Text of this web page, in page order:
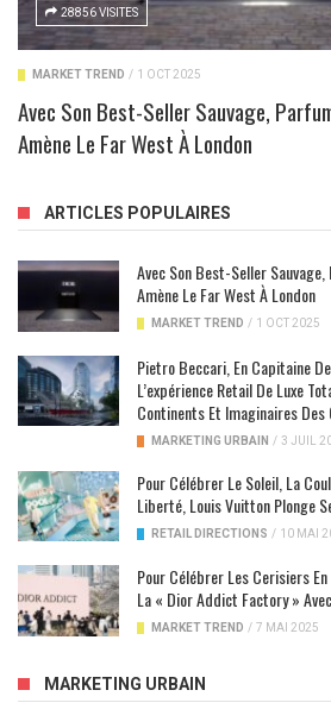
28856 VISITES
MARKET TREND / 1 OCT 2025
Avec Son Best-Seller Sauvage,
Amène Le Far West À London
ARTICLES POPULAIRES
Avec Son Best-Seller
Amène Le Far West À London
MARKET TREND / 1 OCT 2025
Pietro Beccari, En Capitaine
L’expérience Retail De Luxe
Continents Et Imaginaires
MARKETING URBAIN / 3 JUIL
Pour Célébrer Le Soleil, La
Liberté, Louis Vuitton Plonge
RETAIL DIRECTIONS / 10 MAI
Pour Célébrer Les Cerisiers
La « Dior Addict Factory »
MARKET TREND / 7 MAI 2025
MARKETING URBAIN